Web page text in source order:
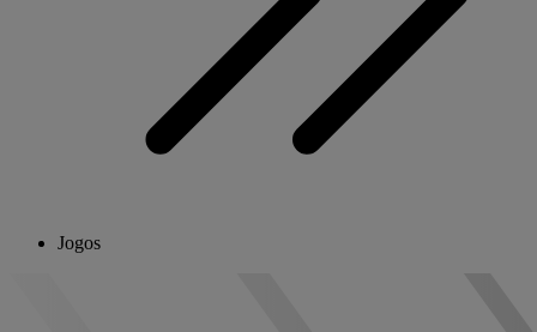
Jogos